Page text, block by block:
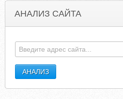
АНАЛИЗ САЙТА